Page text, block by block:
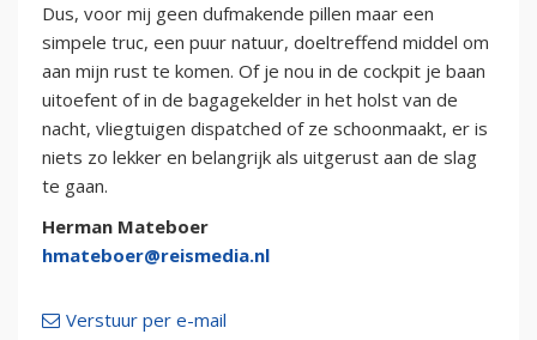
Dus, voor mij geen dufmakende pillen maar een
simpele truc, een puur natuur, doeltreffend middel om
aan mijn rust te komen. Of je nou in de cockpit je baan
uitoefent of in de bagagekelder in het holst van de
nacht, vliegtuigen dispatched of ze schoonmaakt, er is
niets zo lekker en belangrijk als uitgerust aan de slag
te gaan.
Herman Mateboer
hmateboer@reismedia.nl
Verstuur per e-mail